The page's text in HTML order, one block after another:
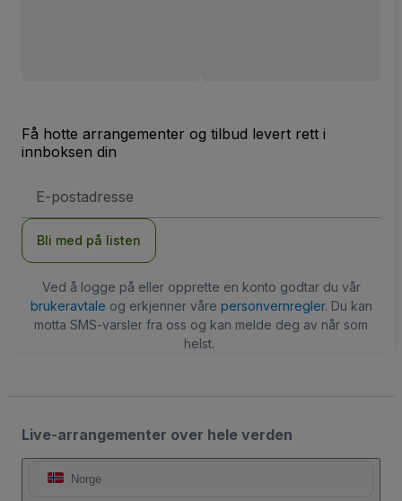
Få hotte arrangementer og tilbud levert rett i
innboksen din
postadresse
Bli med på listen
Ved å logge på eller opprette en konto godtar du vår
brukeravtale og erkjenner våre personvernregler. Du kan
motta SMS-varsler fra oss og kan melde deg av når som
helst.
Live-arrangementer over hele verden
Norge